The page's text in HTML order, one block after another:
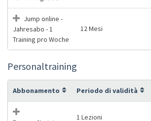
Jump online -
Jahresabo - 1
Training pro Woche
12 Mesi
Personaltraining
Abbonamento Periodo di validità
1 Lezioni